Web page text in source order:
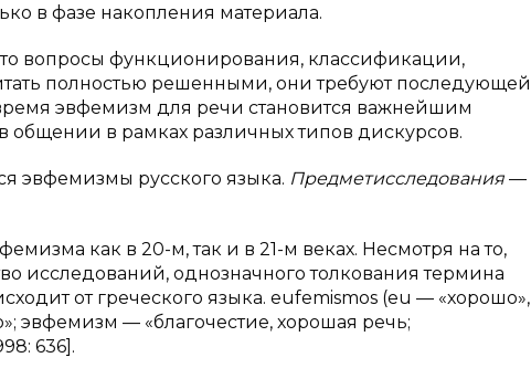
в фазе накопления материала.
вопросы функционирования, классификации,
полностью решенными, они требуют последующей
эвфемизм для речи становится важнейшим
в рамках различных типов дискурсов.
эвфемизмы русского языка. Предметисследования —
как в 20-м, так и в 21-м веках. Несмотря на то,
исследований, однозначного толкования термина
от греческого языка. eufemismos (eu — «хорошо»,
эвфемизм — «благочестие, хорошая речь;
636].